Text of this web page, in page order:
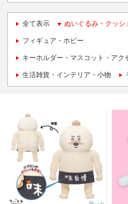
全て表示 ぬいぐるみ・クッシ
フィギュア・ホビー
キーホルダー・マスコット・アク
生活雑貨・インテリア・小物